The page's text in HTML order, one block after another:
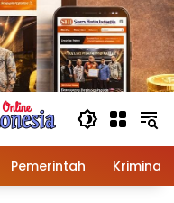
Pemerintah Kriminal